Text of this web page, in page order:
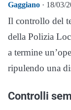
Gaggiano · 18/03/
Il controllo del
della Polizia
a termine
ripulendo una
Controlli